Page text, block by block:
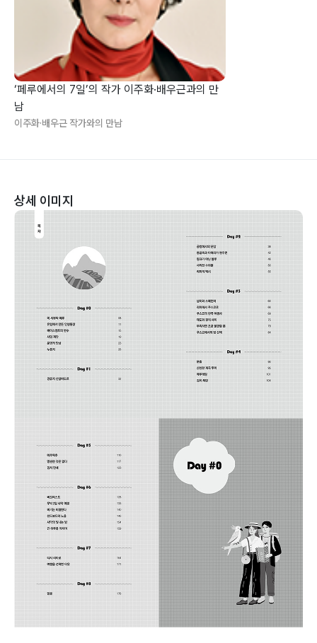
‘페루에서의 7일’의 작가 이주화·배우근과의 만
남
이주화·배우근 작가와의 만남
상세 이미지